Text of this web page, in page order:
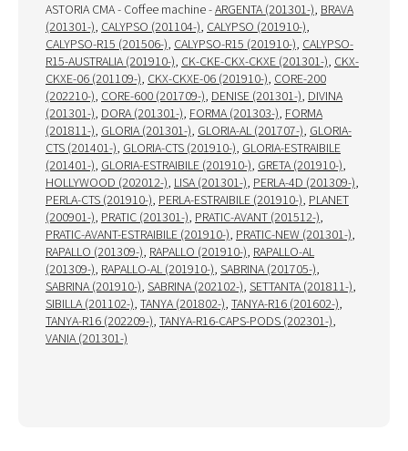
ASTORIA CMA - Coffee machine -ARGENTA (201301-), BRAVA
(201301-), CALYPSO (201104-), CALYPSO (201910-),
CALYPSO-R15 (201506-), CALYPSO-R15 (201910-), CALYPSO-
R15-AUSTRALIA (201910-), CK-CKE-CKX-CKXE (201301-), CKX-
CKXE-06 (201109-), CKX-CKXE-06 (201910-), CORE-200
(202210-), CORE-600 (201709-), DENISE (201301-), DIVINA
(201301-), DORA (201301-), FORMA (201303-), FORMA
(201811-), GLORIA (201301-), GLORIA-AL (201707-), GLORIA-
CTS (201401-), GLORIA-CTS (201910-), GLORIA-ESTRAIBILE
(201401-), GLORIA-ESTRAIBILE (201910-), GRETA (201910-),
HOLLYWOOD (202012-), LISA (201301-), PERLA-4D (201309-),
PERLA-CTS (201910-), PERLA-ESTRAIBILE (201910-), PLANET
(200901-), PRATIC (201301-), PRATIC-AVANT (201512-),
PRATIC-AVANT-ESTRAIBILE (201910-), PRATIC-NEW (201301-),
RAPALLO (201309-), RAPALLO (201910-), RAPALLO-AL
(201309-), RAPALLO-AL (201910-), SABRINA (201705-),
SABRINA (201910-), SABRINA (202102-), SETTANTA (201811-),
SIBILLA (201102-), TANYA (201802-), TANYA-R16 (201602-),
TANYA-R16 (202209-), TANYA-R16-CAPS-PODS (202301-),
VANIA (201301-)